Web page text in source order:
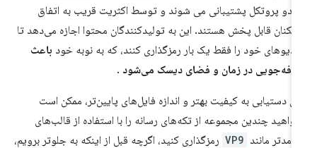
دو پروتکل پشتیبانی می شوند و توسط اکثریت قریب به اتفاق
قابل پخش هستند. این به تولیدکنندگان محتوا اجازه می‌دهد تا
خود را فقط یک بار رمزگذاری کنند، که به نوبه خودباعث
در زمان و فضای دیسک می‌شود.
دستیابی به کیفیت بهتر و اندازه فایل‌های پایین‌تر، ممکن است
چندین مجموعه از تکه‌های رسانه را با استفاده از قالب‌های
مانند VP9 رمزگذاری کنید، اگرچه قبل از اینکه به جلوتر برویم،